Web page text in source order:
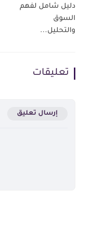
دليل شامل لفهم
السوق
والتحليل...
تعليقات
إرسال تعليق